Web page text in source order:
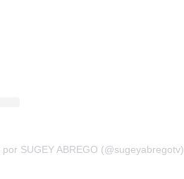
SUGEY ABREGO (@sugeyabregotv)